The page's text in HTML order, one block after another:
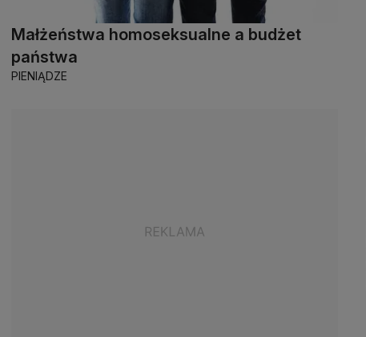
Małżeństwa homoseksualne a budżet
państwa
PIENIĄDZE